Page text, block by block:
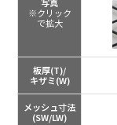
写真
※クリック
で拡大
板厚(T)/
キザミ(W)
メッシュ寸法
(SW/LW)